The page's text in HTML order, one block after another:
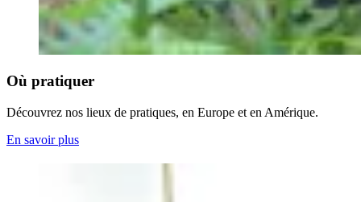
Où pratiquer
Découvrez nos lieux de pratiques, en Europe et en Amérique.
En savoir plus